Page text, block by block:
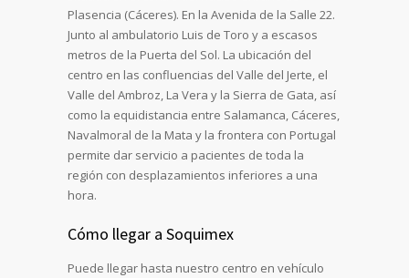
Plasencia (Cáceres). En la Avenida de la Salle 22.
Junto al ambulatorio Luis de Toro y a escasos
metros de la Puerta del Sol. La ubicación del
centro en las confluencias del Valle del Jerte, el
Valle del Ambroz, La Vera y la Sierra de Gata, así
como la equidistancia entre Salamanca, Cáceres,
Navalmoral de la Mata y la frontera con Portugal
permite dar servicio a pacientes de toda la
región con desplazamientos inferiores a una
hora.
Cómo llegar a Soquimex
Puede llegar hasta nuestro centro en vehículo